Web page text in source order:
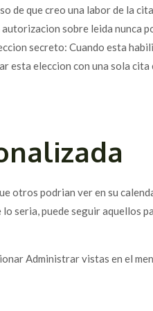
de que creo una labor de la
sobre leida nunca
secreto: Cuando esta
esta eleccion con una sola
otros podri­an ver en su
seri­a, puede seguir aquellos
Administrar vistas en el